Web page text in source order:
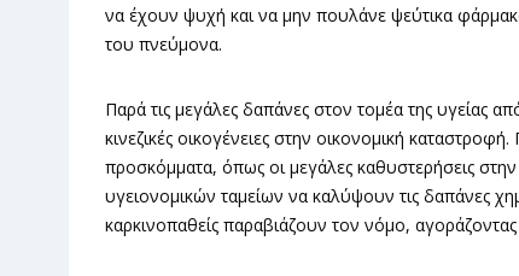
να έχουν ψυχή και να μην πουλάνε ψεύτικα
του πνεύμονα.
Παρά τις μεγάλες δαπάνες στον τομέα της υγείας
κινεζικές οικογένειες στην οικονομική
προσκόμματα, όπως οι μεγάλες καθυστερήσεις
υγειονομικών ταμείων να καλύψουν τις δαπάνες
καρκινοπαθείς παραβιάζουν τον νόμο,